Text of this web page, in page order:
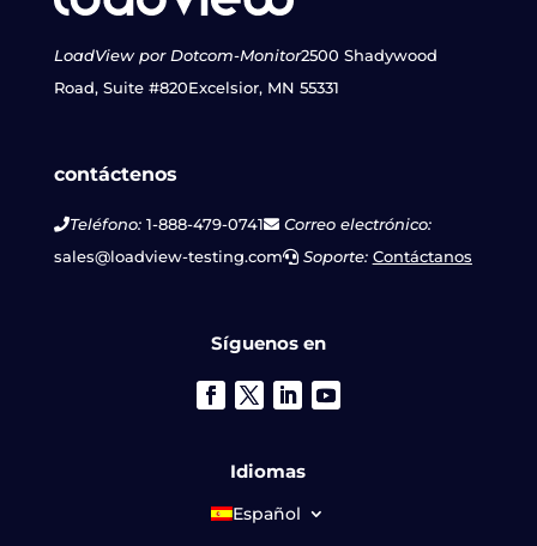
LoadView por Dotcom-Monitor2500 Shadywood
Road, Suite #820Excelsior, MN 55331
contáctenos
Teléfono:1-888-479-0741
Correo electrónico:
sales@loadview-testing.com
Soporte: Contáctanos
Síguenos en
Idiomas
Español